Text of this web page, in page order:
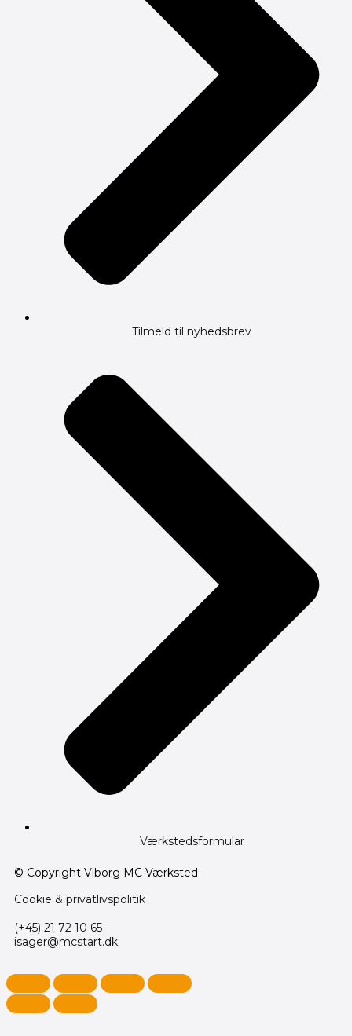
Tilmeld til nyhedsbrev
Værkstedsformular
© Copyright Viborg MC Værksted
Cookie & privatlivspolitik
(+45) 21 72 10 65
isager@mcstart.dk